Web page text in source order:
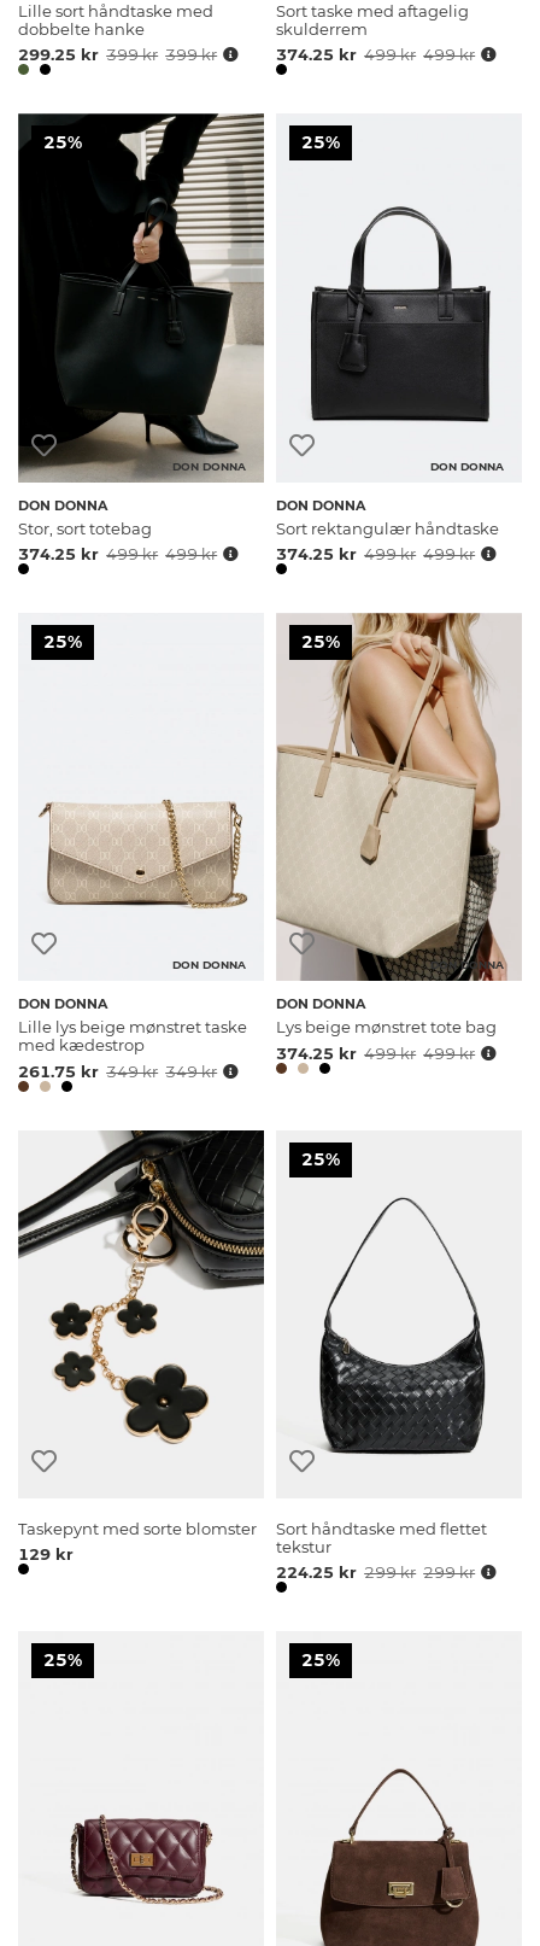
Lille sort håndtaske med
dobbelte hanke
299.25 kr 399 kr 399 kr
Sort taske med aftagelig
skulderrem
374.25 kr 499 kr 499 kr
25%
DON DONNA
DON DONNA
Stor, sort totebag
374.25 kr 499 kr 499 kr
25%
DON DONNA
DON DONNA
Sort rektangulær håndtaske
374.25 kr 499 kr 499 kr
25%
DON DONNA
DON DONNA
Lille lys beige mønstret taske
med kædestrop
261.75 kr 349 kr 349 kr
25%
DON DONNA
DON DONNA
Lys beige mønstret tote bag
374.25 kr 499 kr 499 kr
Taskepynt med sorte blomster
129 kr
25%
Sort håndtaske med flettet
tekstur
224.25 kr 299 kr 299 kr
25% 25%